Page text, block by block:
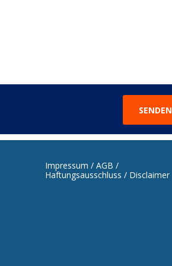
SENDEN
Impressum / AGB /
Haftungsausschluss / Disclaimer